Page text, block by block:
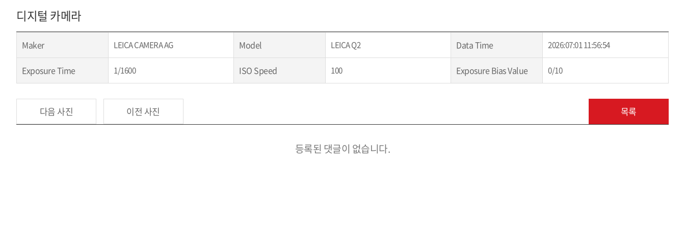
디지털 카메라
Maker LEICA CAMERA AG Model LEICA Q2 Data Time 2026:07:01 11:56:54
Exposure Time 1/1600 ISO Speed 100 Exposure Bias Value 0/10
다음 사진 이전 사진 목록
등록된 댓글이 없습니다.